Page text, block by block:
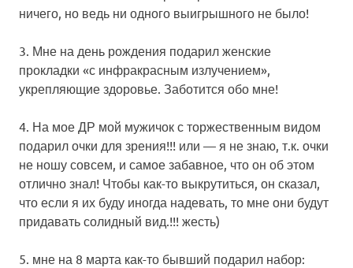
ничего, но ведь ни одного выигрышного не было!
3. Мне на день рождения подарил женские
прокладки «с инфракрасным излучением»,
укрепляющие здоровье. Заботится обо мне!
4. На мое ДР мой мужичок с торжественным видом
подарил очки для зрения!!! или — я не знаю, т.к. очки
не ношу совсем, и самое забавное, что он об этом
отлично знал! Чтобы как-то выкрутиться, он сказал,
что если я их буду иногда надевать, то мне они будут
придавать солидный вид.!!! жесть)
5. мне на 8 марта как-то бывший подарил набор: